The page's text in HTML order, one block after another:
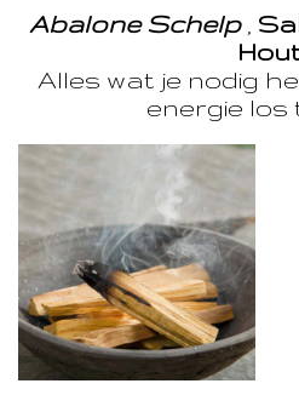
Abalone Schelp,
Hout
Alles wat je nodig
energie los